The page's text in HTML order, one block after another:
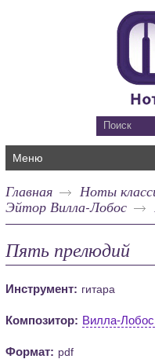
Меню
Главная
Ноты
Эйтор Вилла-Лобос
Пять прелюдий
Инструмент: гитара
Композитор: Вилла-
Формат: pdf